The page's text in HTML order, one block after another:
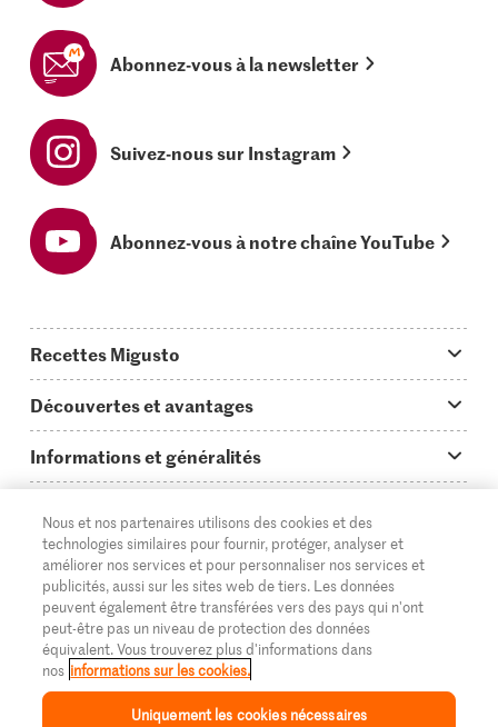
Abonnez-vous à la newsletter
Suivez-nous sur Instagram
Abonnez-vous à notre chaîne YouTube
Recettes Migusto
Idées de menus
Plats principaux
Simple & vite prêt
Apéritif
Préparations au four
Enfants & famille
Toutes les recettes
Découvertes et avantages
On en parle...
Tutoriels
Glossaire des ingrédients
Login Migusto
Magazine Migusto
Informations et généralités
Questions concernant Migusto
Cuisiner avec Migusto
Service clientèle & contact
Publicité
Impressum
Supermarché
Migros Online
À propos de Migros
Magasins
© 2026 La Fédération des coopératives Migros
DE FR IT
Nous et nos partenaires utilisons des cookies et des
technologies similaires pour fournir, protéger, analyser et
améliorer nos services et pour personnaliser nos services et
publicités, aussi sur les sites web de tiers. Les données
peuvent également être transférées vers des pays qui n'ont
peut-être pas un niveau de protection des données
équivalent. Vous trouverez plus d'informations dans
nos informations sur les cookies.
Uniquement les cookies nécessaires